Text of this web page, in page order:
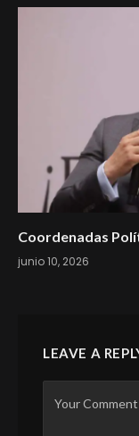
Coordenadas
junio 10, 2026
LEAVE A